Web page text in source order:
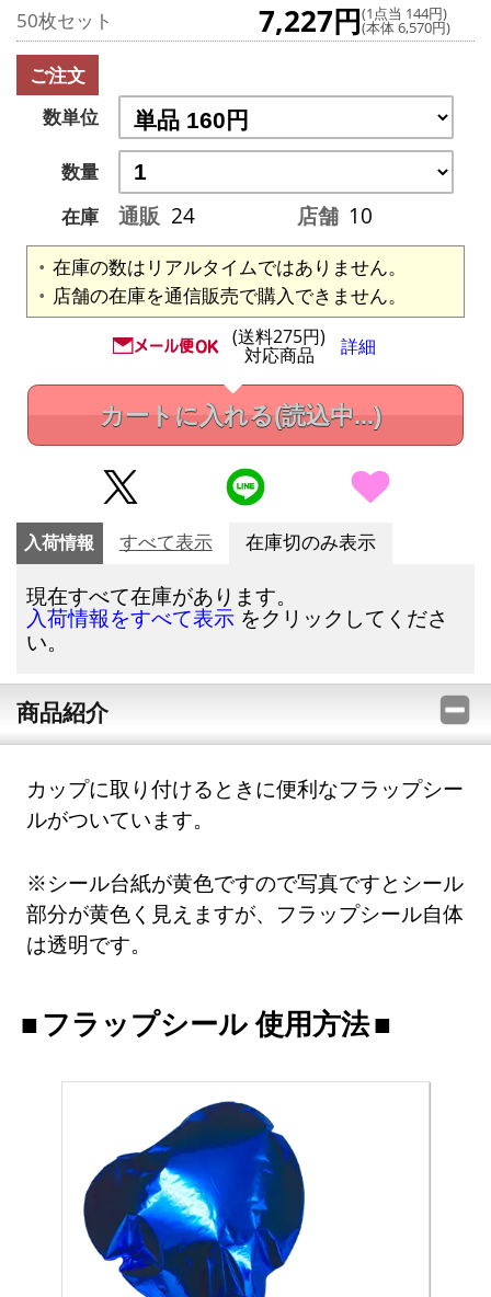
50枚セット 7,227円(1点当 144円)
(本体 6,570円)
ご注文
数単位
数量
在庫
通販 24 店舗 10
在庫の数はリアルタイムではありません。
店舗の在庫を通信販売で購入できません。
(送料275円)
対応商品 詳細
カートに入れる(読込中...)
入荷情報 すべて表示 在庫切のみ表示
現在すべて在庫があります。
入荷情報をすべて表示 をクリックしてくださ
い。
商品紹介
カップに取り付けるときに便利なフラップシー
ルがついています。
※シール台紙が黄色ですので写真ですとシール
部分が黄色く見えますが、フラップシール自体
は透明です。
フラップシール 使用方法